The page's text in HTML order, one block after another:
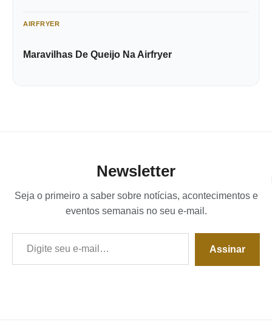
AIRFRYER
Maravilhas De Queijo Na Airfryer
Newsletter
Seja o primeiro a saber sobre notícias, acontecimentos e
eventos semanais no seu e-mail.
Digite seu e-mail…
Assinar